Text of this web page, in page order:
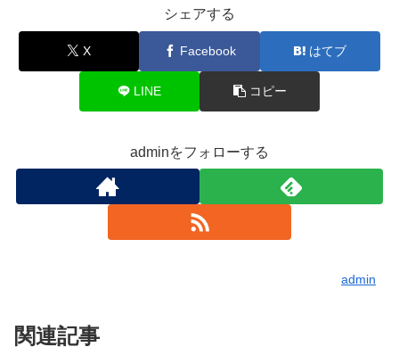
シェアする
X Facebook はてブ
LINE コピー
adminをフォローする
admin
関連記事